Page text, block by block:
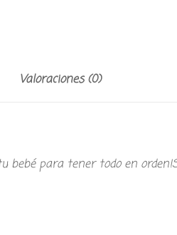
Valoraciones (0)
para tener todo en